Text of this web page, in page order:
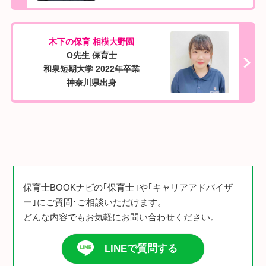
木下の保育 相模大野園
O先生 保育士
和泉短期大学 2022年卒業
神奈川県出身
保育士BOOKナビの｢保育士｣や｢キャリアアドバイザ
ー｣にご質問･ご相談いただけます。
どんな内容でもお気軽にお問い合わせください。
LINEで質問する